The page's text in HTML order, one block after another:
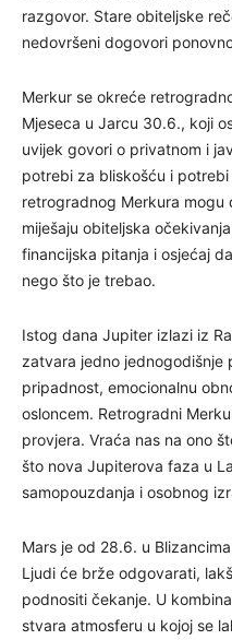
razgovor. Stare obiteljske
nedovršeni dogovori
Merkur se okreće
Mjeseca u Jarcu 30.6., koji
uvijek govori o privatnom i
potrebi za bliskošću i
retrogradnog Merkura mogu
miješaju obiteljska
financijska pitanja i osjećaj
nego što je trebao.
Istog dana Jupiter izlazi iz
zatvara jedno jednogodišnje
pripadnost, emocionalnu
osloncem. Retrogradni
provjera. Vraća nas na ono
što nova Jupiterova faza u
samopouzdanja i osobnog
Mars je od 28.6. u
Ljudi će brže odgovarati,
podnositi čekanje. U
stvara atmosferu u kojoj se